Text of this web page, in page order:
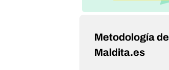
Metodología de
Maldita.es